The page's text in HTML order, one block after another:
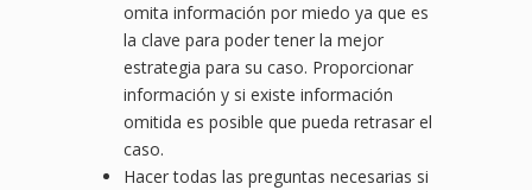
omita información por miedo ya que es
la clave para poder tener la mejor
estrategia para su caso. Proporcionar
información y si existe información
omitida es posible que pueda retrasar el
caso.
Hacer todas las preguntas necesarias si